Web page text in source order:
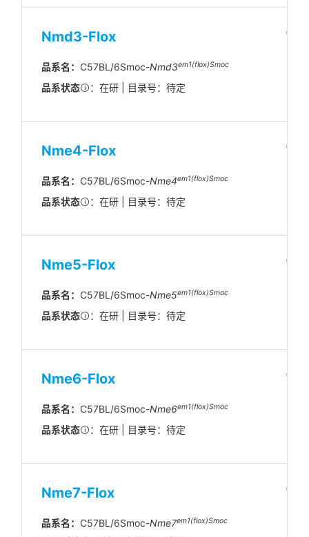
Nmd3-Flox
品系名： C57BL/6Smoc-Nmd3em1(flox)Smoc
品系状态 ：在研 | 目录号：待定
Nme4-Flox
品系名： C57BL/6Smoc-Nme4em1(flox)Smoc
品系状态 ：在研 | 目录号：待定
Nme5-Flox
品系名： C57BL/6Smoc-Nme5em1(flox)Smoc
品系状态 ：在研 | 目录号：待定
Nme6-Flox
品系名： C57BL/6Smoc-Nme6em1(flox)Smoc
品系状态 ：在研 | 目录号：待定
Nme7-Flox
品系名： C57BL/6Smoc-Nme7em1(flox)Smoc